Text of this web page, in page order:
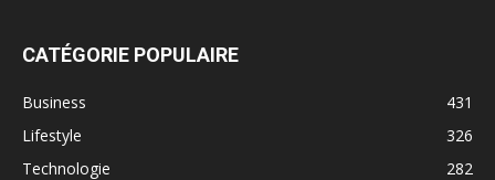
CATÉGORIE POPULAIRE
Business
431
Lifestyle
326
Technologie
282